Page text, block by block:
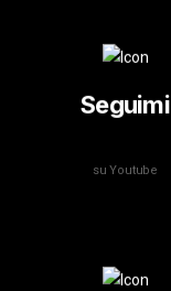
Seguimi
su Youtube